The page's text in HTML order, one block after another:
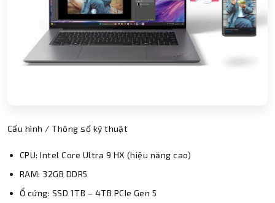
Cấu hình / Thông số kỹ thuật
CPU: Intel Core Ultra 9 HX (hiệu năng cao)
RAM: 32GB DDR5
Ổ cứng: SSD 1TB – 4TB PCIe Gen 5